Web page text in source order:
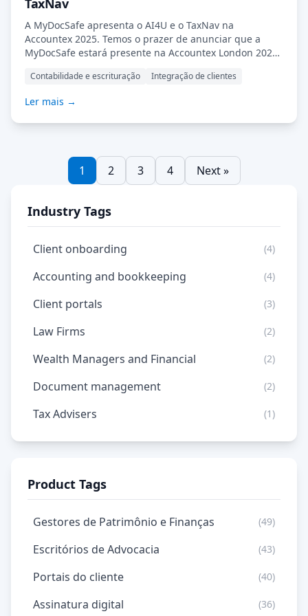
TaxNav
A MyDocSafe apresenta o AI4U e o TaxNav na
Accountex 2025. Temos o prazer de anunciar que a
MyDocSafe estará presente na Accountex London 2025,
London. Visite-nos no estande 1615 para conhecer
contadores e seus clientes. Apresentando o AI4U e a
Cora: sua assistente de IA personalizada […] Leia mais…
Contabilidade e escrituração Integração de clientes
Ler mais →
1 2 3 4 Next »
Industry Tags
Client onboarding (4)
Accounting and bookkeeping (4)
Client portals (3)
Law Firms (2)
Wealth Managers and Financial (2)
Document management (2)
Tax Advisers (1)
Product Tags
Gestores de Patrimônio e Finanças (49)
Escritórios de Advocacia (43)
Portais do cliente (40)
Assinatura digital (36)